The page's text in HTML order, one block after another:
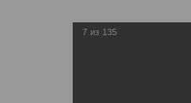
7 из 135